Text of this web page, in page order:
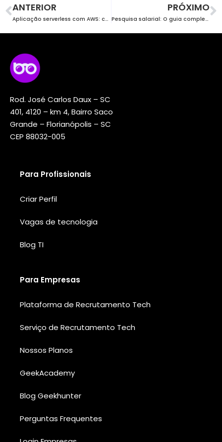
ANTERIOR
Aplicação serverless com AWS: como desenvolver uma do 0?
PRÓXIMO
Pesquisa salarial: O guia completo para atrair e reter talentos
Rod. José Carlos Daux – SC
401, 4120 – km 4, Bairro Saco
Grande – Florianópolis – SC
CEP 88032-005
Para Profissionais
Criar Perfil
Vagas de tecnologia
Blog TI
Para Empresas
Plataforma de Recrutamento Tech
Serviço de Recrutamento Tech
Nossos Planos
GeekAcademy
Blog Geekhunter
Perguntas Frequentes